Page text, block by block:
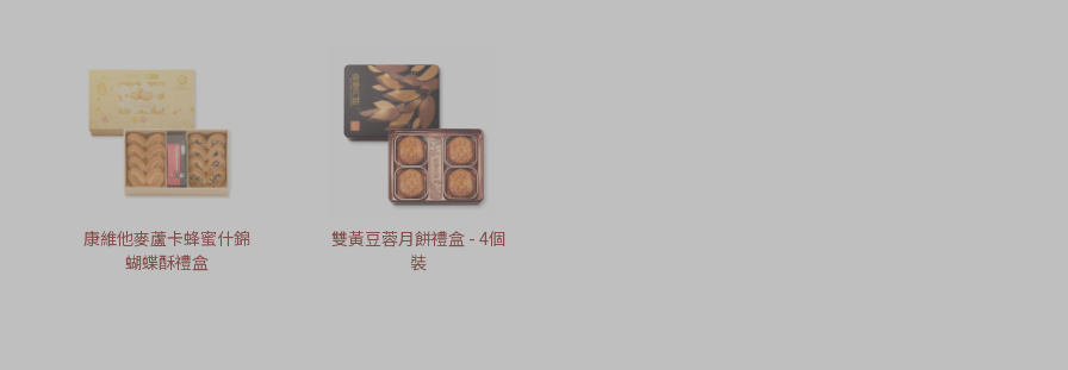
康維他麥蘆卡蜂蜜什錦
蝴蝶酥禮盒
雙黃豆蓉月餅禮盒 - 4個
裝